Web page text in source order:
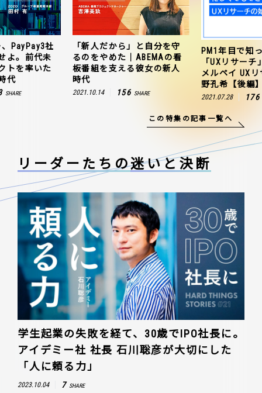
PayPay3社
よ。前代未
トを率いた
代
SHARE
「新人だから」と自分を守
るのをやめた｜ABEMAの看
板番組を支える彼女の新人
時代
2021.10.14 156 SHARE
PM1年目で知
「UXリサー
メルペイ UX
野孔希【後編
2021.07.28 176
この特集の記事一覧へ
リーダーたちの迷いと決断
学生起業の失敗を経て、30歳でIPO社長に。
アイデミー社 社長 石川聡彦が大切にした
「人に頼る力」
2023.10.04 7 SHARE